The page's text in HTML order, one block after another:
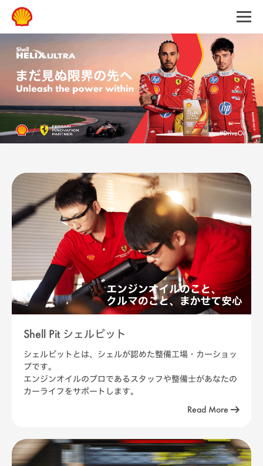
Shell Pit シェルピット
シェルピットとは、シェルが認めた整備工場・カーショッ
プです。
エンジンオイルのプロであるスタッフや整備士があなたの
カーライフをサポートします。
Read More